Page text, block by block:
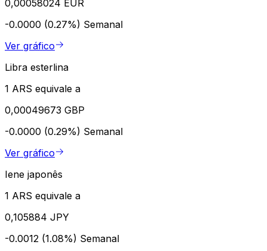
0,00058024 EUR
-0.0000 (0.27%) Semanal
Ver gráfico
Libra esterlina
1 ARS equivale a
0,00049673 GBP
-0.0000 (0.29%) Semanal
Ver gráfico
Iene japonês
1 ARS equivale a
0,105884 JPY
-0.0012 (1.08%) Semanal